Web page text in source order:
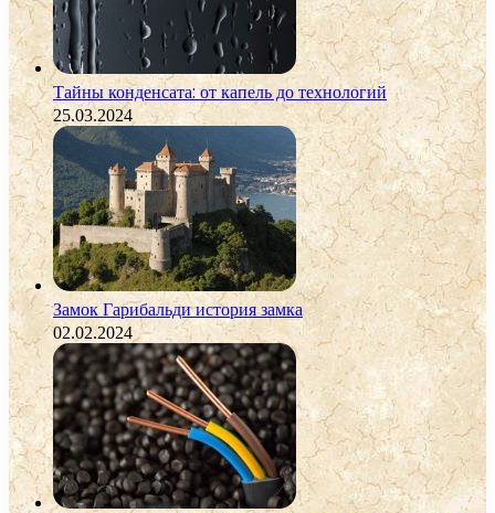
Тайны конденсата: от капель до технологий
25.03.2024
Замок Гарибальди история замка
02.02.2024